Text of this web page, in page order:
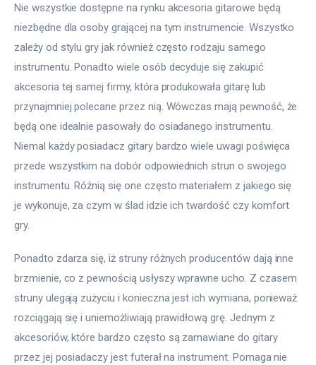
Nie wszystkie dostępne na rynku akcesoria gitarowe będą
niezbędne dla osoby grającej na tym instrumencie. Wszystko
zależy od stylu gry jak również często rodzaju samego
instrumentu. Ponadto wiele osób decyduje się zakupić
akcesoria tej samej firmy, która produkowała gitarę lub
przynajmniej polecane przez nią. Wówczas mają pewność, że
będą one idealnie pasowały do osiadanego instrumentu.
Niemal każdy posiadacz gitary bardzo wiele uwagi poświęca
przede wszystkim na dobór odpowiednich strun o swojego
instrumentu. Różnią się one często materiałem z jakiego się
je wykonuje, za czym w ślad idzie ich twardość czy komfort
gry.
Ponadto zdarza się, iż struny różnych producentów dają inne
brzmienie, co z pewnością usłyszy wprawne ucho. Z czasem
struny ulegają zużyciu i konieczna jest ich wymiana, ponieważ
rozciągają się i uniemożliwiają prawidłową grę. Jednym z
akcesoriów, które bardzo często są zamawiane do gitary
przez jej posiadaczy jest futerał na instrument. Pomaga nie